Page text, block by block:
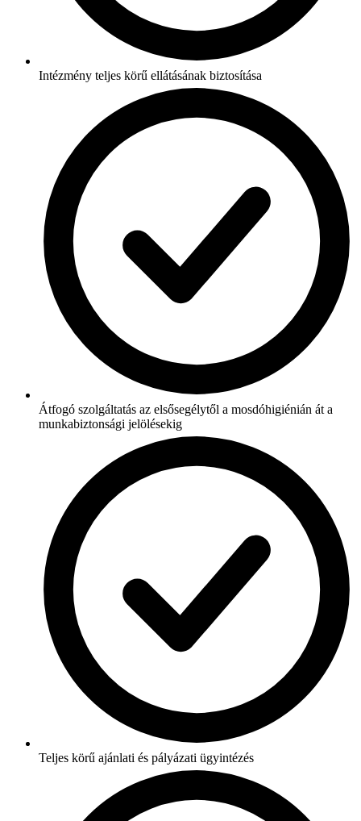
Intézmény teljes körű ellátásának biztosítása
Átfogó szolgáltatás az elsősegélytől a mosdóhigiénián át a
munkabiztonsági jelölésekig
Teljes körű ajánlati és pályázati ügyintézés